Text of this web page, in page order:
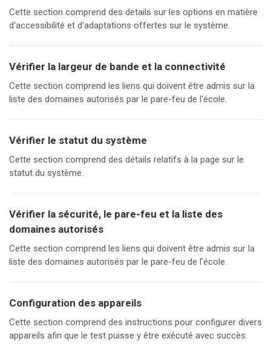
Cette section comprend des details sur les options en matière
d'accessibilité et d'adaptations offertes sur le système.
Vérifier la largeur de bande et la connectivité
Cette section comprend les liens qui doivent être admis sur la
liste des domaines autorisés par le pare-feu de l'école.
Vérifier le statut du système
Cette section comprend des détails relatifs à la page sur le
statut du système.
Vérifier la sécurité, le pare-feu et la liste des
domaines autorisés
Cette section comprend les liens qui doivent être admis sur la
liste des domaines autorisés par le pare-feu de l'école.
Configuration des appareils
Cette section comprend des instructions pour configurer divers
appareils afin que le test puisse y être exécuté avec succès.